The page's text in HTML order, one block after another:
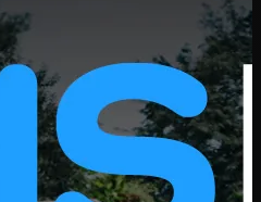
について